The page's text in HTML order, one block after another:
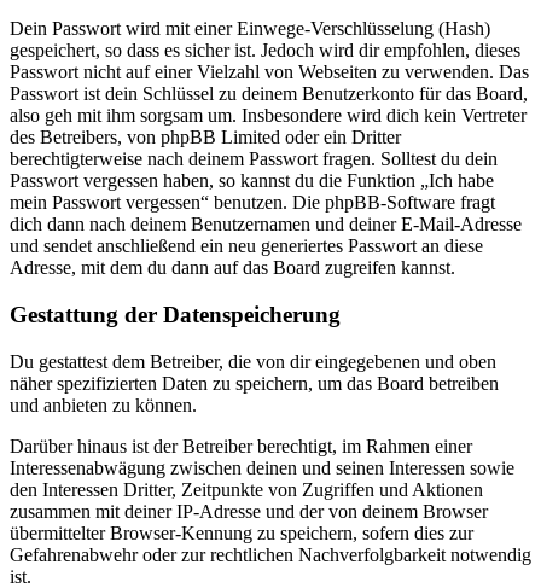
Dein Passwort wird mit einer Einwege-Verschlüsselung (Hash)
gespeichert, so dass es sicher ist. Jedoch wird dir empfohlen, dieses
Passwort nicht auf einer Vielzahl von Webseiten zu verwenden. Das
Passwort ist dein Schlüssel zu deinem Benutzerkonto für das Board,
also geh mit ihm sorgsam um. Insbesondere wird dich kein Vertreter
des Betreibers, von phpBB Limited oder ein Dritter
berechtigterweise nach deinem Passwort fragen. Solltest du dein
Passwort vergessen haben, so kannst du die Funktion „Ich habe
mein Passwort vergessen“ benutzen. Die phpBB-Software fragt
dich dann nach deinem Benutzernamen und deiner E-Mail-Adresse
und sendet anschließend ein neu generiertes Passwort an diese
Adresse, mit dem du dann auf das Board zugreifen kannst.
Gestattung der Datenspeicherung
Du gestattest dem Betreiber, die von dir eingegebenen und oben
näher spezifizierten Daten zu speichern, um das Board betreiben
und anbieten zu können.
Darüber hinaus ist der Betreiber berechtigt, im Rahmen einer
Interessenabwägung zwischen deinen und seinen Interessen sowie
den Interessen Dritter, Zeitpunkte von Zugriffen und Aktionen
zusammen mit deiner IP-Adresse und der von deinem Browser
übermittelter Browser-Kennung zu speichern, sofern dies zur
Gefahrenabwehr oder zur rechtlichen Nachverfolgbarkeit notwendig
ist.